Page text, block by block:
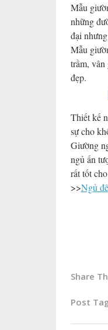
Mẫu
những
đại
Mẫu
trầm, vân
đẹp.
Thiết kế
sự cho
Giường
ngủ ấn
rất tốt
>>Ngủ
Share
Post